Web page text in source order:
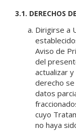
3.1. DERECHOS
Dirigirse a
Aviso de
del
actualizar
derecho
datos
cuyo
no haya